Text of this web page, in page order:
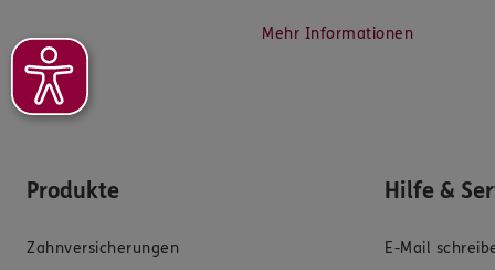
Mehr Informationen
Produkte
Zahnversicherungen
Hilfe &
E-Mail